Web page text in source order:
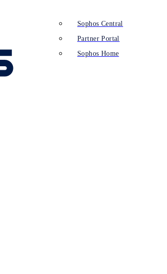
Sophos Central
Partner Portal
Sophos Home